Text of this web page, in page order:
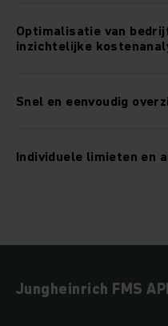
Optimalisatie van
inzichtelijke
Snel en eenvoudig
Individuele limieten en
Jungheinrich FMS API